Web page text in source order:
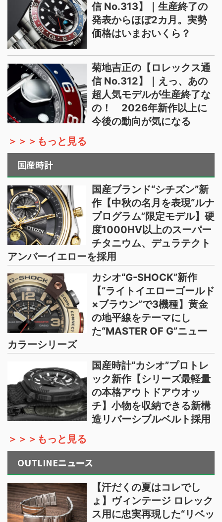
信 No.313】｜生産終了の
発表からほぼ2カ月。実勢
価格はいまおいくら？
菊地吉正の【ロレックス通
信 No.312】｜えっ、あの
超人気モデルが生産終了な
の！ 2026年新作以上に
今後の動向が気になる
＞＞＞もっと見る
国産時計
国産ブランド“シチズン”新
作【中秋の名月を表現“ルナ
プログラム”限定モデル】硬
度1000HV以上のスーパー
チタニウム、デュラテクト
アンバーイエローを採用
カシオ“G-SHOCK”新作
【“ライトイエローゴールド
×ブラウン”で3機種】黄金
の地平線をテーマにし
た“MASTER OF G”ニュー
カラーシリーズ
国産時計“カシオ”プロトレ
ック新作【シリーズ最軽量
の本格アウトドアウオッ
チ】小物を収納できる新構
造リバーシブルベルト採用
＞＞＞もっと見る
OUTLINEニュース
【汗だくの夏はコレでし
ょ】ヴィンテージ ロレック
ス用に忠実再現した“リベッ